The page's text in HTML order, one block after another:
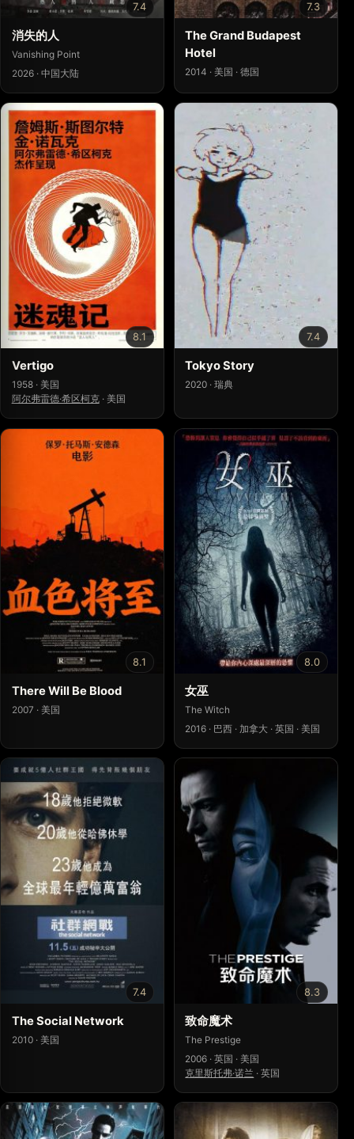
7.4
消失的人
Vanishing Point
2026 · 中国大陆
7.3
The Grand Budapest
Hotel
2014 · 美国 · 德国
8.1
Vertigo
1958 · 美国
阿尔弗雷德·希区柯克 · 美国
7.4
Tokyo Story
2020 · 瑞典
8.1
There Will Be Blood
2007 · 美国
8.0
女巫
The Witch
2016 · 巴西 · 加拿大 · 英国 · 美国
7.4
The Social Network
2010 · 美国
8.3
致命魔术
The Prestige
2006 · 英国 · 美国
克里斯托弗·诺兰 ·英国